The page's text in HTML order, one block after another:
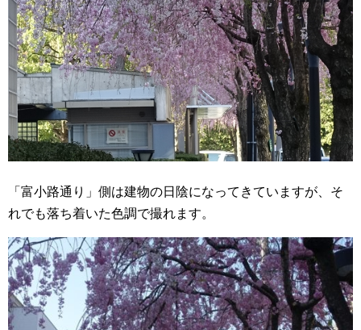
「富小路通り」側は建物の日陰になってきていますが、そ
れでも落ち着いた色調で撮れます。